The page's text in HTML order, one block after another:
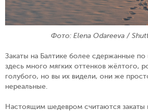
Фото: Elena Odareeva /
Закаты на Балтике более сдержанные
здесь много мягких оттенков жёлтого,
голубого, но вы их видели, они же
нереальные.
Настоящим шедевром считаются